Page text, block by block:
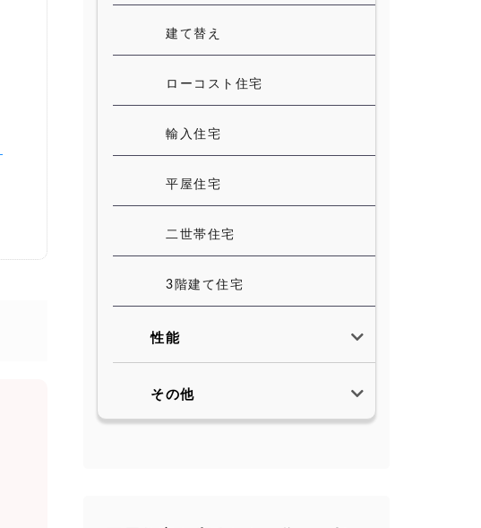
建て替え
ローコスト住宅
輸入住宅
平屋住宅
二世帯住宅
3階建て住宅
性能
その他